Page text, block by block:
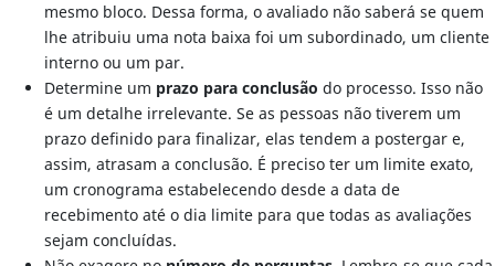
mesmo bloco. Dessa forma, o avaliado não saberá se quem
lhe atribuiu uma nota baixa foi um subordinado, um cliente
interno ou um par.
Determine um prazo para conclusão do processo. Isso não
é um detalhe irrelevante. Se as pessoas não tiverem um
prazo definido para finalizar, elas tendem a postergar e,
assim, atrasam a conclusão. É preciso ter um limite exato,
um cronograma estabelecendo desde a data de
recebimento até o dia limite para que todas as avaliações
sejam concluídas.